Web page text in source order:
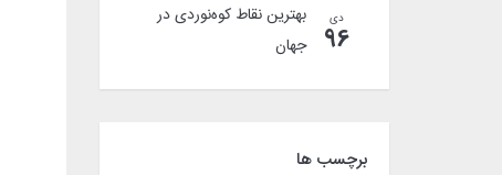
دی
96
بهترین نقاط کوه‌نوردی در
جهان
برچسب ها